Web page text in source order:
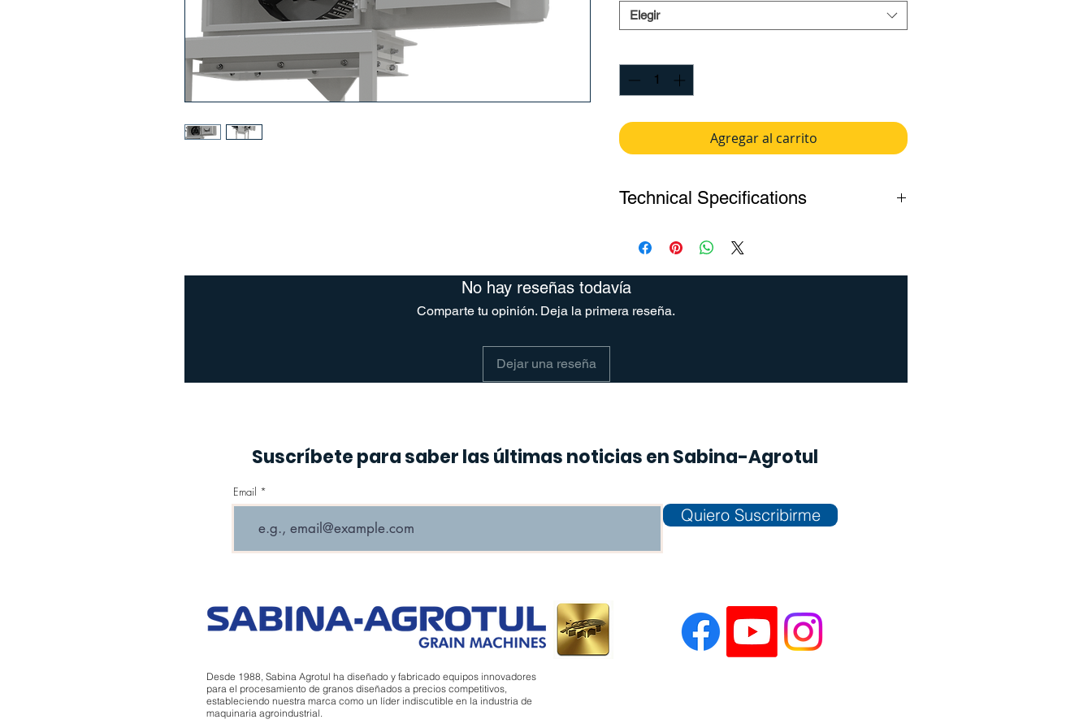
Elegir
Agregar al carrito
Technical Specifications
No hay reseñas todavía
Comparte tu opinión. Deja la primera reseña.
Dejar una reseña
Suscríbete para saber las últimas noticias en Sabina-Agrotul
Email
Quiero Suscribirme
Desde 1988, Sabina Agrotul ha diseñado y fabricado equipos innovadores
para el procesamiento de granos diseñados a precios competitivos,
estableciendo nuestra marca como un líder indiscutible en la industria de
maquinaria agroindustrial.